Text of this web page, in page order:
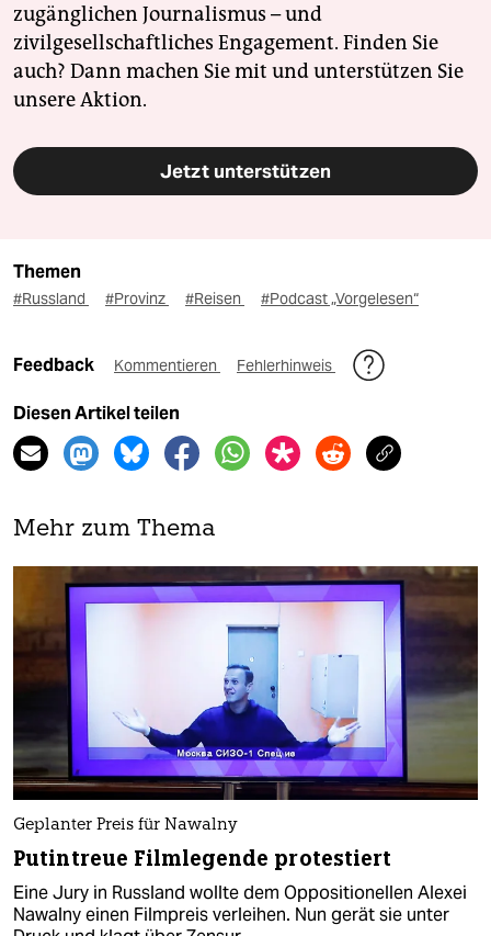
zugänglichen Journalismus – und
zivilgesellschaftliches Engagement. Finden Sie
auch? Dann machen Sie mit und unterstützen Sie
unsere Aktion.
Jetzt unterstützen
Themen
#Russland #Provinz #Reisen #Podcast „Vorgelesen“
Feedback Kommentieren Fehlerhinweis
Diesen Artikel teilen
Mehr zum Thema
Geplanter Preis für Nawalny
Putintreue Filmlegende protestiert
Eine Jury in Russland wollte dem Oppositionellen Alexei
Nawalny einen Filmpreis verleihen. Nun gerät sie unter